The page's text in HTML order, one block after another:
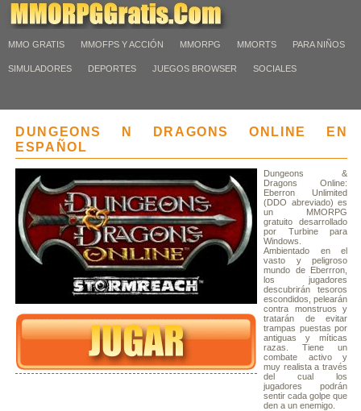
MMO GRATIS MMOFPS Y ACCIÓN MMORPG MMORTS PARA NIÑOS
SIMULADORES DEPORTES JUEGOS BROWSER SOCIALES
DUNGEONS N DRAGONS ONLINE EN
ESPAÑOL
Dungeons &
Dragons Online:
Eberron Unlimited
(DDO abreviado) es
un MMORPG
gratuito desarrollado
por Turbine para
Windows.
Ambientado en el
vasto y peligroso
mundo de Eberrron,
los jugadores
descubrirán tesoros
escondidos, pelearán
contra monstruos y
tratarán de evitar
trampas puestas por
antiguas y míticas
razas. Tiene un
combate activo y
muy realista a través
del cual los
jugadores podrán
sentir cada golpe que
den a un enemigo.